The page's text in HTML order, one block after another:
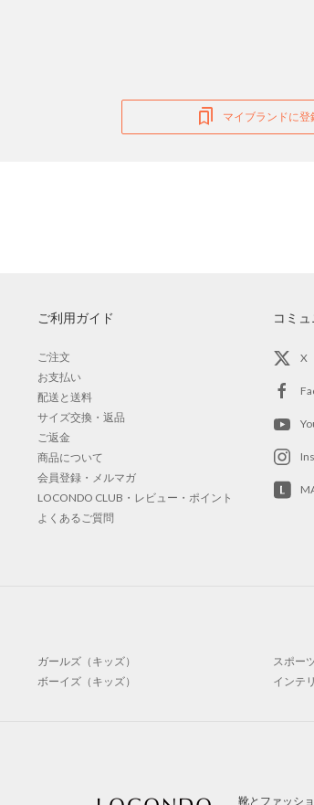
マイブランドに登
ご利用ガイド
ご注文
お支払い
配送と送料
サイズ交換・返品
ご返金
商品について
会員登録・メルマガ
LOCONDO CLUB・レビュー・ポイント
よくあるご質問
コミュ
X
ガールズ（キッズ）
ボーイズ（キッズ）
スポー
インテ
靴とファッシ